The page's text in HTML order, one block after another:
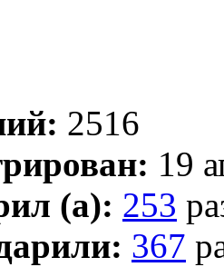
2516
19
(а): 253
367